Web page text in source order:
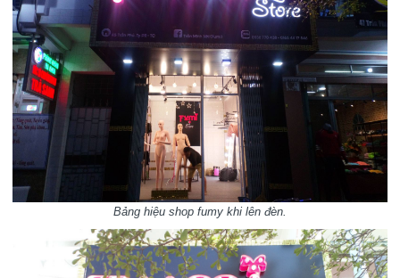
Bảng hiệu shop fumy khi lên đèn.